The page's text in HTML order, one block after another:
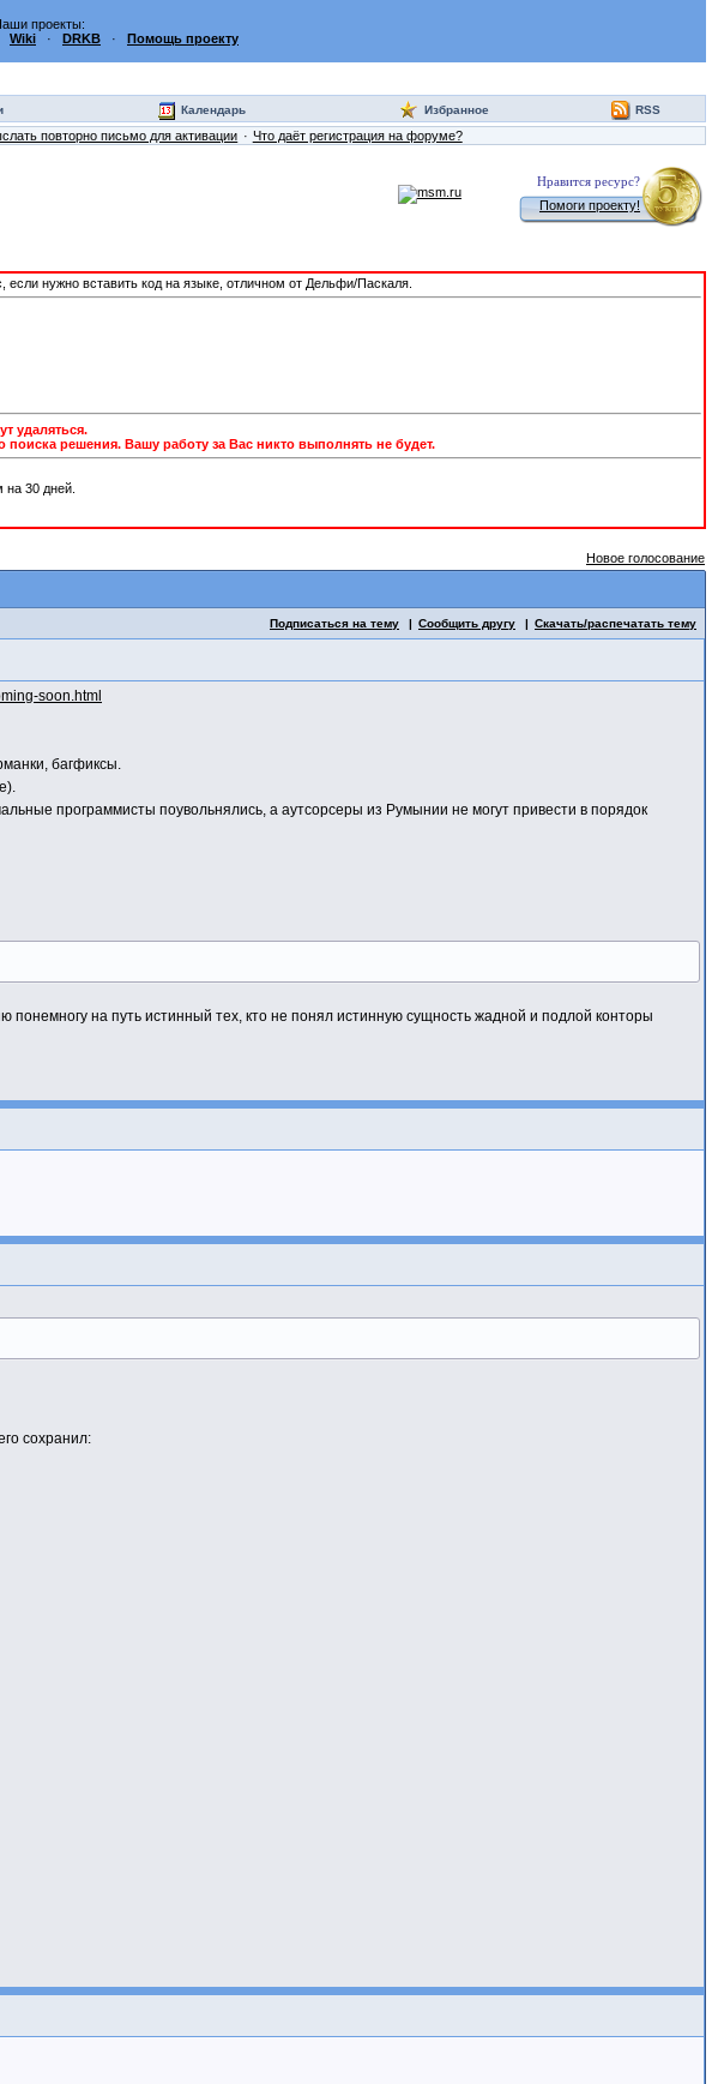
проекты:
Wiki · DRKB · Помощь проекту
Календарь Избранное RSS
повторно письмо для активации Что даёт регистрация на форуме?
Нравится ресурс?
Помоги проекту!
если нужно вставить код на языке, отличном от Дельфи/Паскаля.
удаляться.
решения. Вашу работу за Вас никто выполнять не будет.
30 дней.
Новое голосование
Подписаться на тему Сообщить другу Скачать/распечатать тему
soon.html
багфиксы.
программисты поувольнялись, а аутсорсеры из Румынии не могут привести в порядок
на путь истинный тех, кто не понял истинную сущность жадной и подлой конторы
сохранил: